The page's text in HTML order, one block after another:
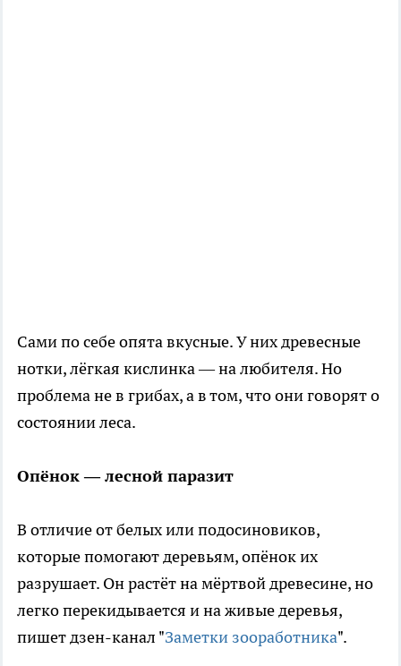
Сами по себе опята вкусные. У них древесные
нотки, лёгкая кислинка — на любителя. Но
проблема не в грибах, а в том, что они говорят о
состоянии леса.
Опёнок — лесной паразит
В отличие от белых или подосиновиков,
которые помогают деревьям, опёнок их
разрушает. Он растёт на мёртвой древесине, но
легко перекидывается и на живые деревья,
пишет дзен-канал "Заметки зооработника".